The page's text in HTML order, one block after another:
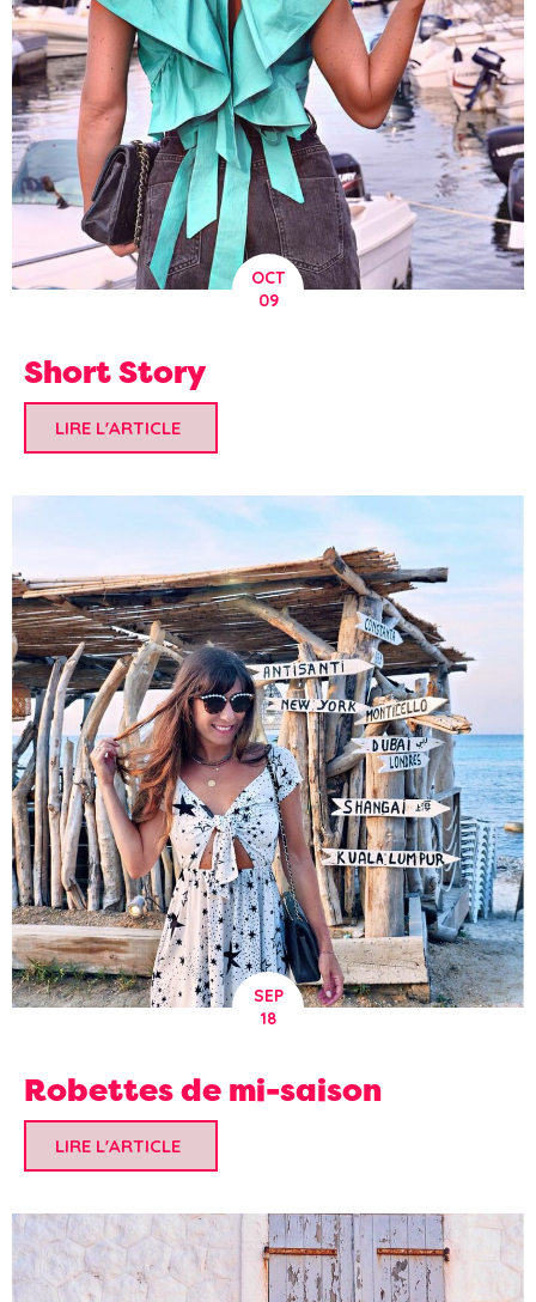
OCT
09
Short Story
LIRE L'ARTICLE
SEP
18
Robettes de mi-saison
LIRE L'ARTICLE